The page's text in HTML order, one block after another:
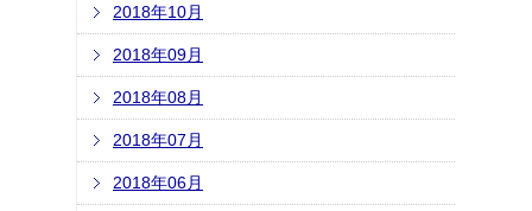
2018年10月
2018年09月
2018年08月
2018年07月
2018年06月